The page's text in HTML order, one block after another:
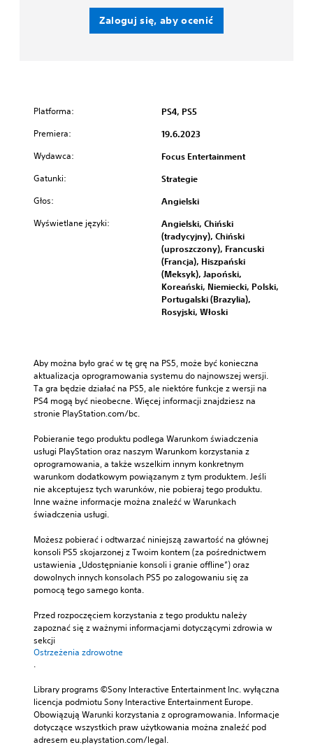
Zaloguj się, aby ocenić
Platforma: PS4, PS5
Premiera: 19.6.2023
Wydawca: Focus Entertainment
Gatunki: Strategie
Głos: Angielski
Wyświetlane języki:
Angielski, Chiński
(tradycyjny), Chiński
(uproszczony), Francuski
(Francja), Hiszpański
(Meksyk), Japoński,
Koreański, Niemiecki, Polski,
Portugalski (Brazylia),
Rosyjski, Włoski
Aby można było grać w tę grę na PS5, może być konieczna
aktualizacja oprogramowania systemu do najnowszej wersji.
Ta gra będzie działać na PS5, ale niektóre funkcje z wersji na
PS4 mogą być nieobecne. Więcej informacji znajdziesz na
stronie PlayStation.com/bc.
Pobieranie tego produktu podlega Warunkom świadczenia
usługi PlayStation oraz naszym Warunkom korzystania z
oprogramowania, a także wszelkim innym konkretnym
warunkom dodatkowym powiązanym z tym produktem. Jeśli
nie akceptujesz tych warunków, nie pobieraj tego produktu.
Inne ważne informacje można znaleźć w Warunkach
świadczenia usługi.
Możesz pobierać i odtwarzać niniejszą zawartość na głównej
konsoli PS5 skojarzonej z Twoim kontem (za pośrednictwem
ustawienia „Udostępnianie konsoli i granie offline”) oraz
dowolnych innych konsolach PS5 po zalogowaniu się za
pomocą tego samego konta.
Przed rozpoczęciem korzystania z tego produktu należy
zapoznać się z ważnymi informacjami dotyczącymi zdrowia w
sekcji
Ostrzeżenia zdrowotne
.
Library programs ©Sony Interactive Entertainment Inc. wyłączna
licencja podmiotu Sony Interactive Entertainment Europe.
Obowiązują Warunki korzystania z oprogramowania. Informacje
dotyczące wszystkich praw użytkowania można znaleźć pod
adresem eu.playstation.com/legal.